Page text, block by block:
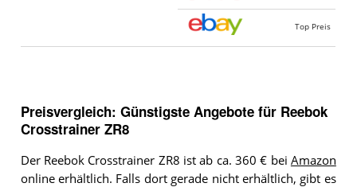
Top Preis
Preisvergleich: Günstigste Angebote für Reebok
Crosstrainer ZR8
Der Reebok Crosstrainer ZR8 ist ab ca. 360 € bei Amazon
online erhältlich. Falls dort gerade nicht erhältlich, gibt es